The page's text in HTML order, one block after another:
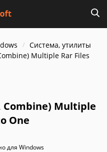
Система, утилиты
Multiple Rar Files
Combine) Multiple
One
для Windows